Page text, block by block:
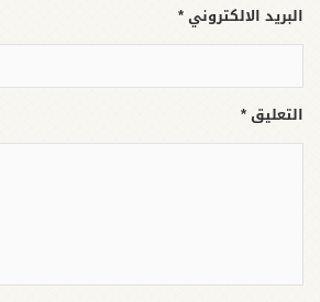
البريد الالكتروني *
التعليق *